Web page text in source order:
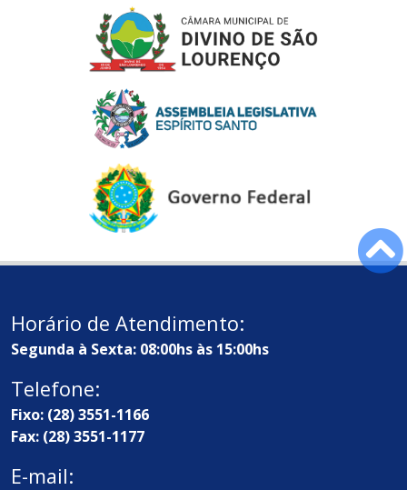
Horário de Atendimento:
Segunda à Sexta: 08:00hs às 15:00hs
Telefone:
Fixo: (28) 3551-1166
Fax: (28) 3551-1177
E-mail: